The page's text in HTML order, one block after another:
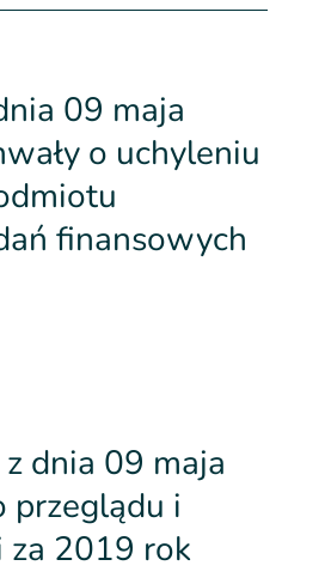
09 maja
o uchyleniu
finansowych
dnia 09 maja
i
za 2019 rok